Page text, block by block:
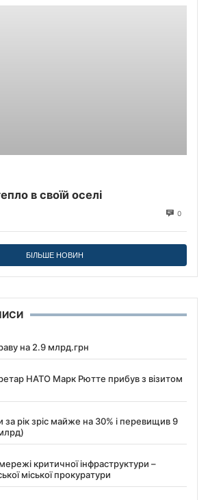
в своїй оселі
0
БІЛЬШЕ НОВИН
на 2.9 млрд.грн
НАТО Марк Рютте прибув з візитом
рік зріс майже на 30% і перевищив 9
критичної інфраструктури –
міської прокуратури